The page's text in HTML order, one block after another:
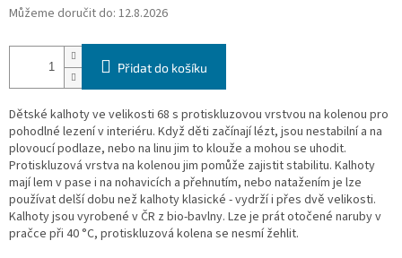
Můžeme doručit do: 12.8.2026
Přidat do košíku
Dětské kalhoty ve velikosti 68 s protiskluzovou vrstvou na kolenou pro
pohodlné lezení v interiéru. Když děti začínají lézt, jsou nestabilní a na
plovoucí podlaze, nebo na linu jim to klouže a mohou se uhodit.
Protiskluzová vrstva na kolenou jim pomůže zajistit stabilitu. Kalhoty
mají lem v pase i na nohavicích a přehnutím, nebo natažením je lze
používat delší dobu než kalhoty klasické - vydrží i přes dvě velikosti.
Kalhoty jsou vyrobené v ČR z bio-bavlny. Lze je prát otočené naruby v
pračce při 40 °C, protiskluzová kolena se nesmí žehlit.